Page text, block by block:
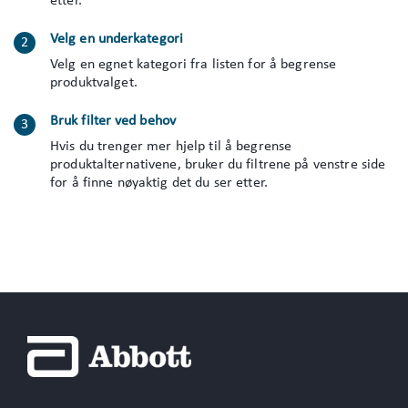
Velg en underkategori
Velg en egnet kategori fra listen for å begrense
produktvalget.
Bruk filter ved behov
Hvis du trenger mer hjelp til å begrense
produktalternativene, bruker du filtrene på venstre side
for å finne nøyaktig det du ser etter.